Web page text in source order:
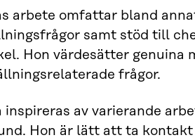
arbete omfattar bland
samt stöd till
Hon värdesätter
frågor.
inspireras av varierande
Hon är lätt att ta